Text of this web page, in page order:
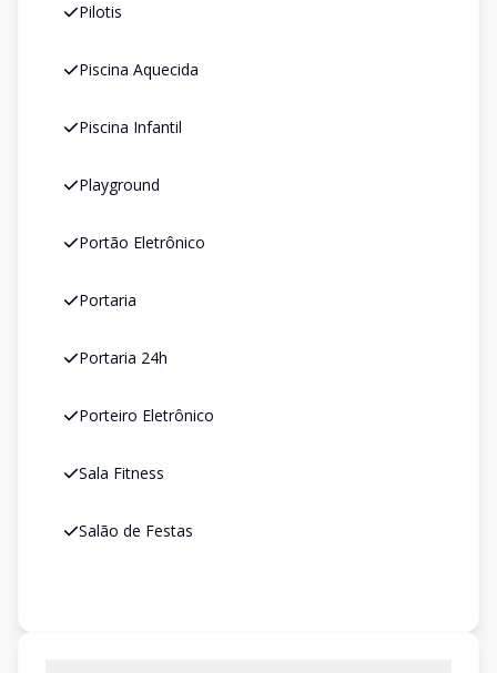
Pilotis
Piscina Aquecida
Piscina Infantil
Playground
Portão Eletrônico
Portaria
Portaria 24h
Porteiro Eletrônico
Sala Fitness
Salão de Festas